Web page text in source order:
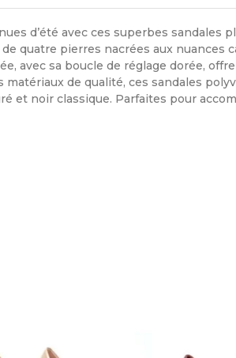
d’été avec ces superbes sandales
quatre pierres nacrées aux nuances
avec sa boucle de réglage dorée,
de qualité, ces sandales
et noir classique. Parfaites pour